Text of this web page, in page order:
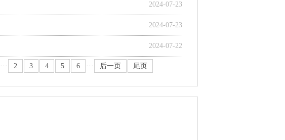
2024-07-23
2024-07-23
2024-07-22
··· 2 3 4 5 6 ··· 后一页 尾页